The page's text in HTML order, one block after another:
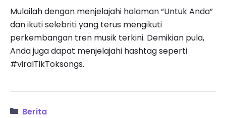
Mulailah dengan menjelajahi halaman “Untuk Anda”
dan ikuti selebriti yang terus mengikuti
perkembangan tren musik terkini. Demikian pula,
Anda juga dapat menjelajahi hashtag seperti
#viralTikToksongs.
Berita